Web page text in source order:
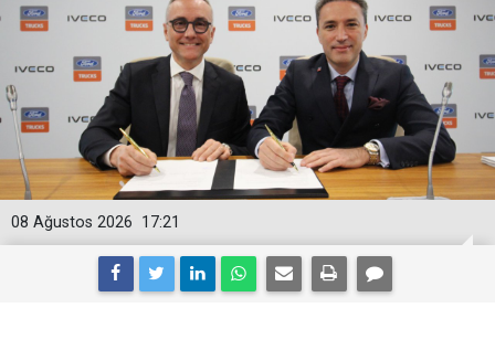
17:21
08 Ağustos 2026